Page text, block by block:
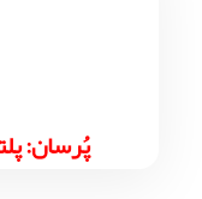
پُرسان: